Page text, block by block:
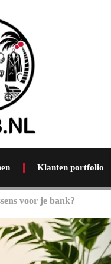
Klanten portfolio
voor je bank?